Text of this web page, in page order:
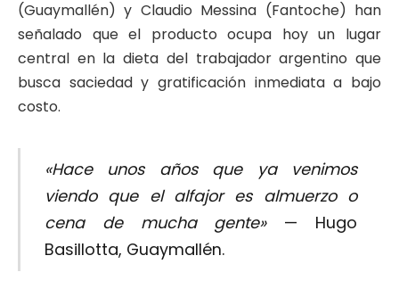
(Guaymallén) y Claudio Messina (Fantoche) han
señalado que el producto ocupa hoy un lugar
central en la dieta del trabajador argentino que
busca saciedad y gratificación inmediata a bajo
costo.
«Hace unos años que ya venimos
viendo que el alfajor es almuerzo o
cena de mucha gente»— Hugo
Basillotta, Guaymallén.